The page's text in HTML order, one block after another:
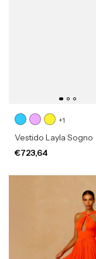
+1
Vestido Layla Sogno
€723,64